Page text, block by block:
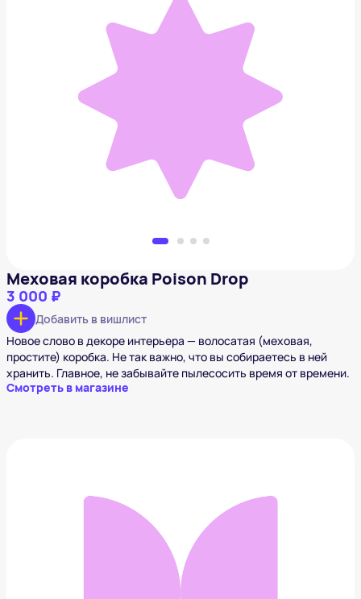
Меховая коробка Poison Drop
3 000 ₽
Добавить в вишлист
Новое слово в декоре интерьера — волосатая (меховая,
простите) коробка. Не так важно, что вы собираетесь в ней
хранить. Главное, не забывайте пылесосить время от времени.
Смотреть в магазине